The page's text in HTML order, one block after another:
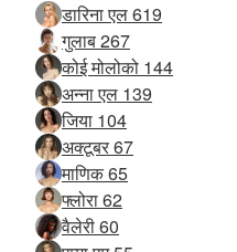
डारिना एल 619
गुलाब 267
कोई मोलोको 144
अन्ना एल 139
जिया 104
अक्टूबर 67
माणिक 65
फ्लोरा 62
वैलेरी 60